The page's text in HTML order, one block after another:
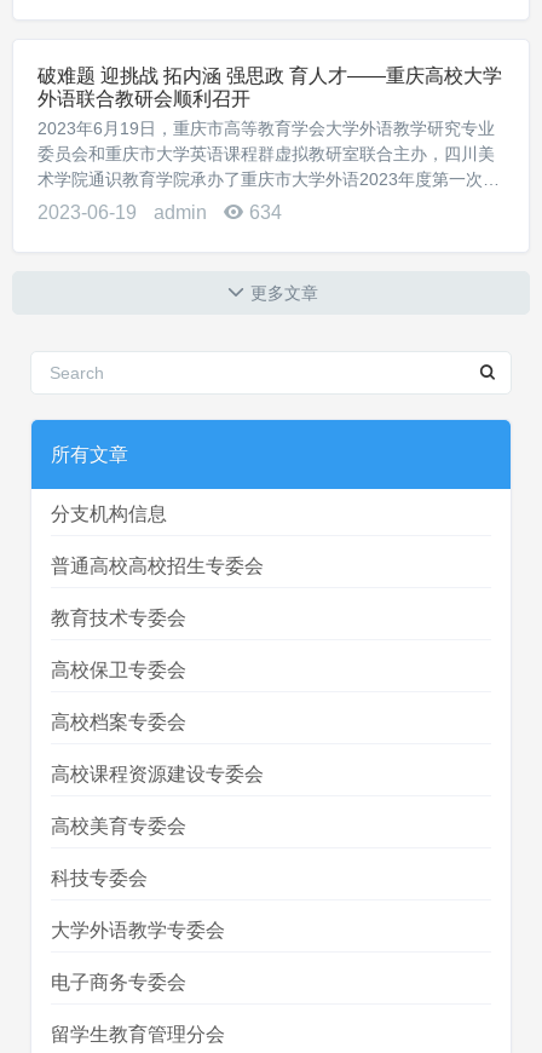
破难题 迎挑战 拓内涵 强思政 育人才——重庆高校大学
外语联合教研会顺利召开
2023年6月19日，重庆市高等教育学会大学外语教学研究专业
委员会和重庆市大学英语课程群虚拟教研室联合主办，四川美
术学院通识教育学院承办了重庆市大学外语2023年度第一次线
下联合教研活动。来自市内16所高校外国语学院领导、大学外
2023-06-19 admin 634
更多文章
所有文章
分支机构信息
普通高校高校招生专委会
教育技术专委会
高校保卫专委会
高校档案专委会
高校课程资源建设专委会
高校美育专委会
科技专委会
大学外语教学专委会
电子商务专委会
留学生教育管理分会